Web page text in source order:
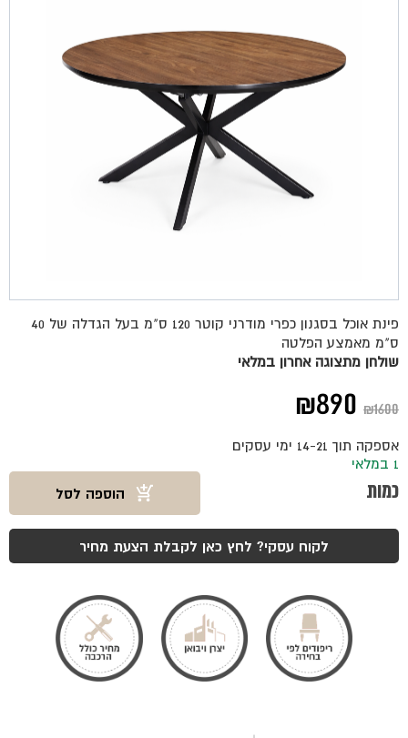
פינת אוכל בסגנון כפרי מודרני קוטר 120 ס"מ בעל הגדלה של 40
ס"מ מאמצע הפלטה
שולחן מתצוגה אחרון במלאי
₪1600
המחיר
המקורי
היה:
₪890
הנוכחי
אספקה תוך 14-21 ימי עסקים
1 במלאי
כמות
שולחן
לונדון
הוספה לסל
לקוח עסקי? לחץ כאן לקבלת הצעת מחיר